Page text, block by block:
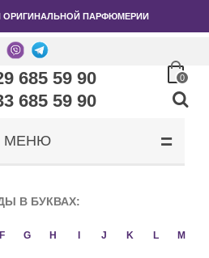
ОРИГИНАЛЬНОЙ ПАРФЮМЕРИИ
685 59 90
685 59 90
0
МЕНЮ
В БУКВАХ:
F G H J K L M